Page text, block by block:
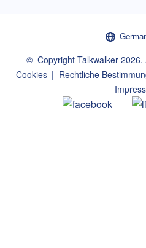
©Copyright Talkwalker 2026.
Cookies
Rechtliche